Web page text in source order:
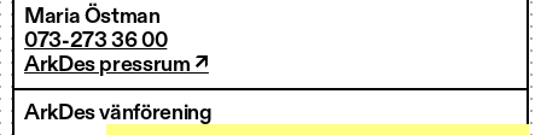
Maria Östman
073-273 36 00
ArkDes pressrum ↗
ArkDes vänförening